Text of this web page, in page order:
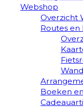
Webshop
Overzicht
Routes
Boeken